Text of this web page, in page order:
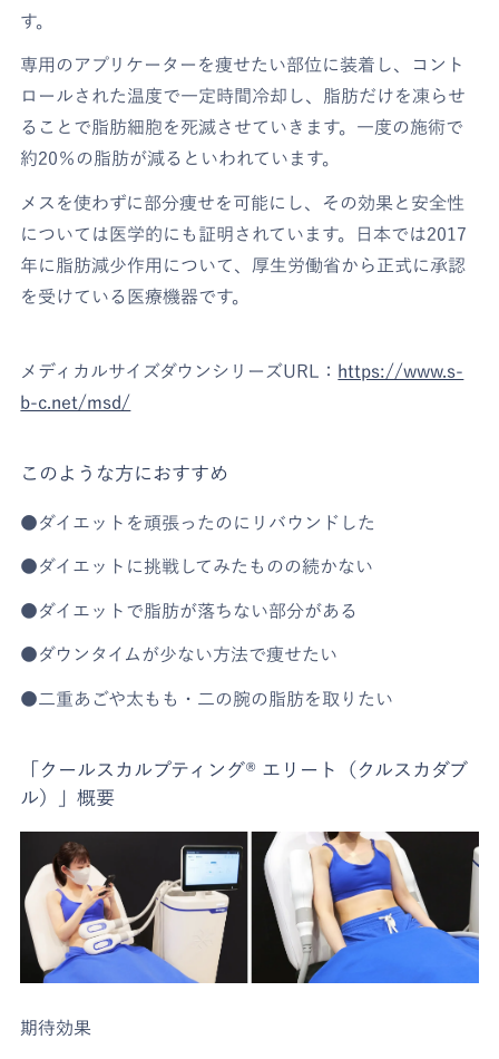
す。
専用のアプリケーターを痩せたい部位に装着し、コント
ロールされた温度で一定時間冷却し、脂肪だけを凍らせ
ることで脂肪細胞を死滅させていきます。一度の施術で
約20％の脂肪が減るといわれています。
メスを使わずに部分痩せを可能にし、その効果と安全性
については医学的にも証明されています。日本では2017
年に脂肪減少作用について、厚生労働省から正式に承認
を受けている医療機器です。
メディカルサイズダウンシリーズURL： https://www.s-
b-c.net/msd/
このような方におすすめ
●ダイエットを頑張ったのにリバウンドした
●ダイエットに挑戦してみたものの続かない
●ダイエットで脂肪が落ちない部分がある
●ダウンタイムが少ない方法で痩せたい
●二重あごや太もも・二の腕の脂肪を取りたい
「クールスカルプティング® エリート（クルスカダブ
ル）」概要
期待効果